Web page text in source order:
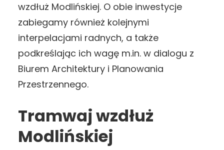
wzdłuż Modlińskiej. O obie inwestycje
zabiegamy również kolejnymi
interpelacjami radnych, a także
podkreślając ich wagę m.in. w dialogu z
Biurem Architektury i Planowania
Przestrzennego.
Tramwaj wzdłuż
Modlińskiej